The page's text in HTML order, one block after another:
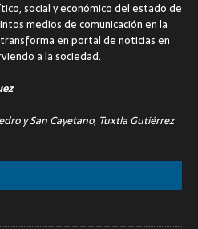
social y económico del estado de
medios de comunicación en la
en portal de noticias en
a la sociedad.
y San Cayetano, Tuxtla Gutiérrez